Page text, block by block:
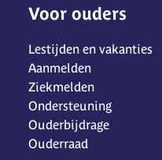
Voor ouders
Lestijden en vakanties
Aanmelden
Ziekmelden
Ondersteuning
Ouderbijdrage
Ouderraad